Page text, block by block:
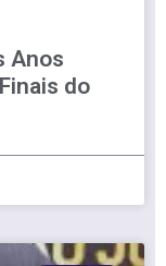
Anos
do